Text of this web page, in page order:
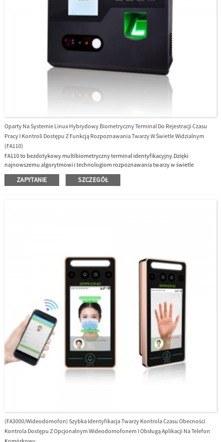
Oparty Na Systemie Linux Hybrydowy Biometryczny Terminal Do Rejestracji Czasu
Pracy I Kontroli Dostępu Z Funkcją Rozpoznawania Twarzy W Świetle Widzialnym
(FA110)
FA110 to bezdotykowy multibiometryczny terminal identyfikacyjny.Dzięki
najnowszemu algorytmowi i technologiom rozpoznawania twarzy w świetle
widzialnym urządzenie jest w stanie rozpoznać cel w odległości od 30 cm do 50
cm.Będzie działać automatycznie, gdy wykryje ludzką twarz w zasięgu wykrywania,
ZAPYTANIE SZCZEGÓŁ
(FA3000/wideodomofon) Szybka Identyfikacja Twarzy Kontrola Czasu Obecności
Kontrola Dostępu Z Opcjonalnym Wideodomofonem I Obsługą Aplikacji Na Telefon